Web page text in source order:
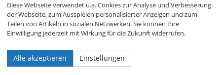
unverbindliche Lieferzeit:1 Tag
5-türig, 2.0 TSI 4Drive 228 kW (310 PS) DSG 1626,
Diese Webseite verwendet u.a. Cookies zur Analyse und Verbesserung
der Webseite, zum Ausspielen personalisierter Anzeigen und zum
Teilen von Artikeln in sozialen Netzwerken. Sie können Ihre
Einwilligung jederzeit mit Wirkung für die Zukunft widerrufen.
Alle akzeptieren Einstellungen